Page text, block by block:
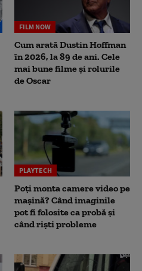
FILM NOW
Cum arată Dustin Hoffman
în 2026, la 89 de ani. Cele
mai bune filme și rolurile
de Oscar
PLAYTECH
Poți monta camere video pe
mașină? Când imaginile
pot fi folosite ca probă și
când riști probleme